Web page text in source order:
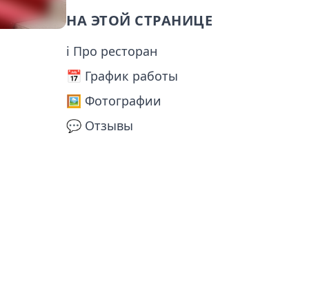
НА ЭТОЙ СТРАНИЦЕ
ℹ Про ресторан
📅️ График работы
🖼️ Фотографии
💬 Отзывы